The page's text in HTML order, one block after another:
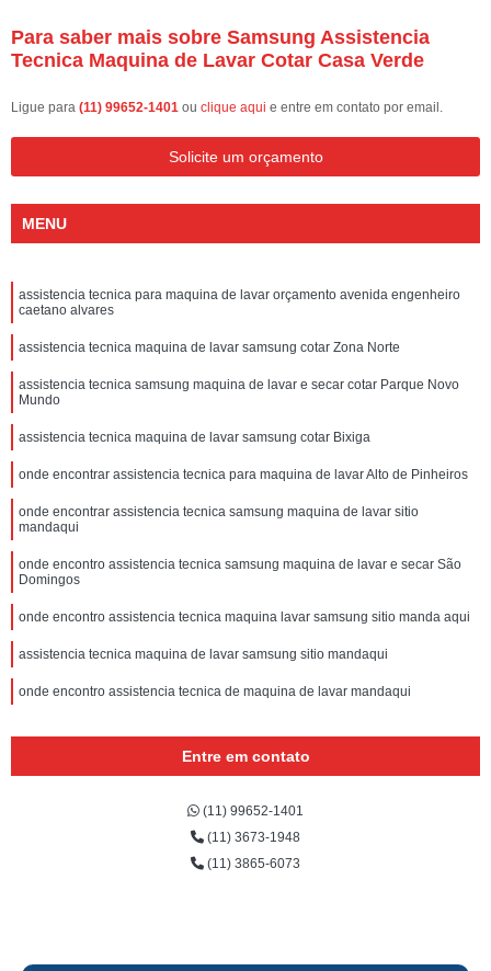
Para saber mais sobre Samsung Assistencia
Tecnica Maquina de Lavar Cotar Casa Verde
Ligue para (11) 99652-1401 ou clique aqui e entre em contato por email.
Solicite um orçamento
MENU
assistencia tecnica para maquina de lavar orçamento avenida engenheiro
caetano alvares
assistencia tecnica maquina de lavar samsung cotar Zona Norte
assistencia tecnica samsung maquina de lavar e secar cotar Parque Novo
Mundo
assistencia tecnica maquina de lavar samsung cotar Bixiga
onde encontrar assistencia tecnica para maquina de lavar Alto de Pinheiros
onde encontrar assistencia tecnica samsung maquina de lavar sitio
mandaqui
onde encontro assistencia tecnica samsung maquina de lavar e secar São
Domingos
onde encontro assistencia tecnica maquina lavar samsung sitio manda aqui
assistencia tecnica maquina de lavar samsung sitio mandaqui
onde encontro assistencia tecnica de maquina de lavar mandaqui
Entre em contato
(11) 99652-1401
(11) 3673-1948
(11) 3865-6073